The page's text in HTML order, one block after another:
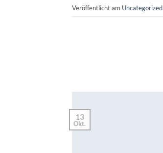
Veröffentlicht am Uncategorized
13
Okt.